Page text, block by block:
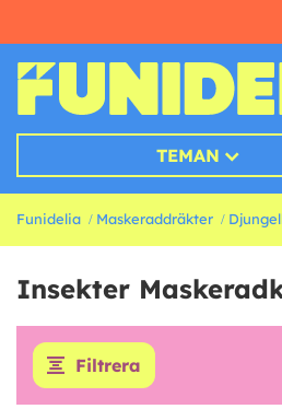
TEMAN
Funidelia Maskeraddräkter
Insekter
Filtrera